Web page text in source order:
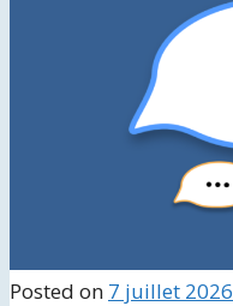
Posted on 7 juillet 2026